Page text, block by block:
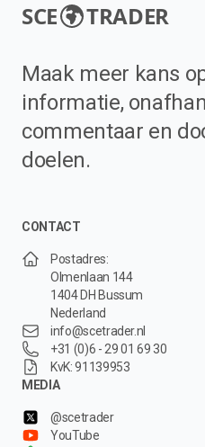
SCE TRADER
Maak meer kans
informatie,
commentaar en
doelen.
CONTACT
Postadres:
Olmenlaan 144
1404 DH Bussum
Nederland
info@scetrader.nl
+31 (0)6 - 29 01 69 30
KvK: 91139953
MEDIA
@scetrader
YouTube